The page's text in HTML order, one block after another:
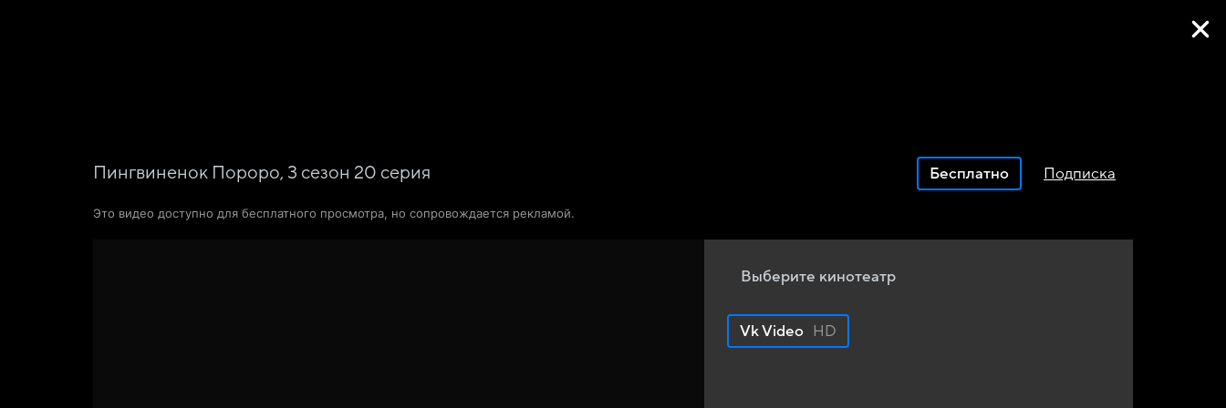
Пингвиненок Пороро, 3 сезон 20 серия
Это видео доступно для бесплатного просмотра, но сопровождается рекламой.
Бесплатно Подписка
Выберите кинотеатр
Vk Video HD